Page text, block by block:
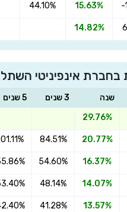
-
15.63%
44.10%
14.82%
בחברת אינפיניטי
שנה 3 שנים 5 שנים
29.76%
20.77%
84.51%
16.37%
54.60%
14.07%
48.14%
13.57%
41.28%
אינפיניטי גמל
למסלול המוביל בתשואה בליווי
פיננסי (ללא עלות), השאירו